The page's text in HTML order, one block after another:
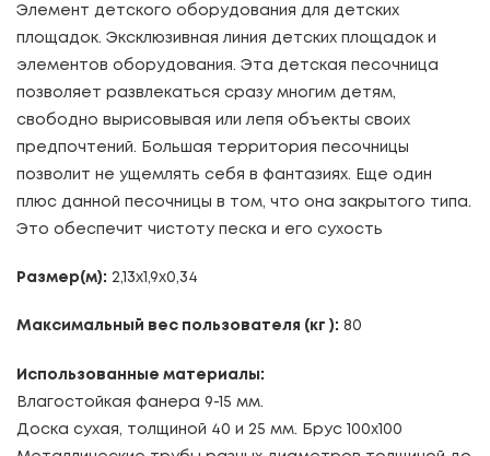
Элемент детского оборудования для детских
площадок. Эксклюзивная линия детских площадок и
элементов оборудования. Эта детская песочница
позволяет развлекаться сразу многим детям,
свободно вырисовывая или лепя объекты своих
предпочтений. Большая территория песочницы
позволит не ущемлять себя в фантазиях. Еще один
плюс данной песочницы в том, что она закрытого типа.
Это обеспечит чистоту песка и его сухость
Размер(м): 2,13х1,9х0,34
Максимальный вес пользователя (кг ): 80
Использованные материалы:
Влагостойкая фанера 9-15 мм.
Доска сухая, толщиной 40 и 25 мм. Брус 100х100